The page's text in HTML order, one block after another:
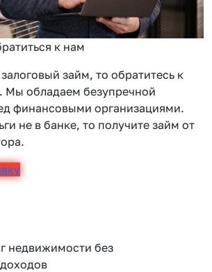
к нам
займ, то обратитесь к
Мы обладаем безупречной
финансовыми организациями.
не в банке, то получите займ от
недвижимости без